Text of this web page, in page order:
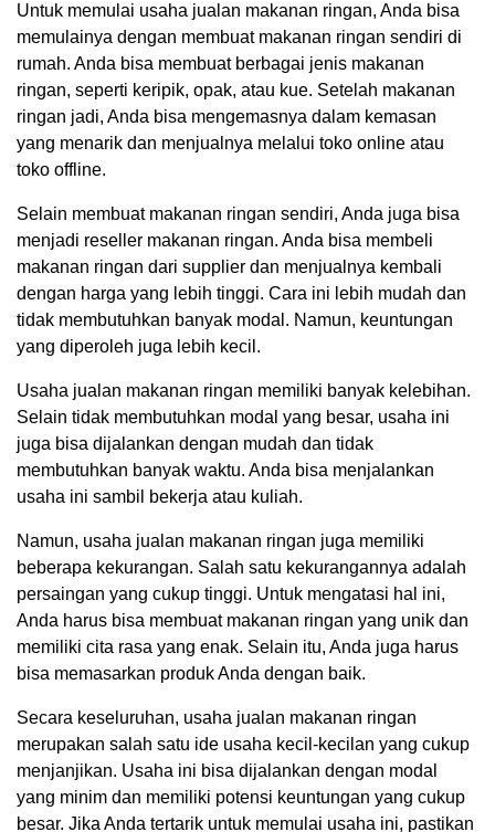
Untuk memulai usaha jualan makanan ringan, Anda bisa
memulainya dengan membuat makanan ringan sendiri di
rumah. Anda bisa membuat berbagai jenis makanan
ringan, seperti keripik, opak, atau kue. Setelah makanan
ringan jadi, Anda bisa mengemasnya dalam kemasan
yang menarik dan menjualnya melalui toko online atau
toko offline.
Selain membuat makanan ringan sendiri, Anda juga bisa
menjadi reseller makanan ringan. Anda bisa membeli
makanan ringan dari supplier dan menjualnya kembali
dengan harga yang lebih tinggi. Cara ini lebih mudah dan
tidak membutuhkan banyak modal. Namun, keuntungan
yang diperoleh juga lebih kecil.
Usaha jualan makanan ringan memiliki banyak kelebihan.
Selain tidak membutuhkan modal yang besar, usaha ini
juga bisa dijalankan dengan mudah dan tidak
membutuhkan banyak waktu. Anda bisa menjalankan
usaha ini sambil bekerja atau kuliah.
Namun, usaha jualan makanan ringan juga memiliki
beberapa kekurangan. Salah satu kekurangannya adalah
persaingan yang cukup tinggi. Untuk mengatasi hal ini,
Anda harus bisa membuat makanan ringan yang unik dan
memiliki cita rasa yang enak. Selain itu, Anda juga harus
bisa memasarkan produk Anda dengan baik.
Secara keseluruhan, usaha jualan makanan ringan
merupakan salah satu ide usaha kecil-kecilan yang cukup
menjanjikan. Usaha ini bisa dijalankan dengan modal
yang minim dan memiliki potensi keuntungan yang cukup
besar. Jika Anda tertarik untuk memulai usaha ini, pastikan